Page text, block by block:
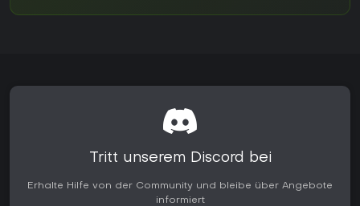
Tritt unserem Discord bei
Erhalte Hilfe von der Community und bleibe über Angebote
informiert